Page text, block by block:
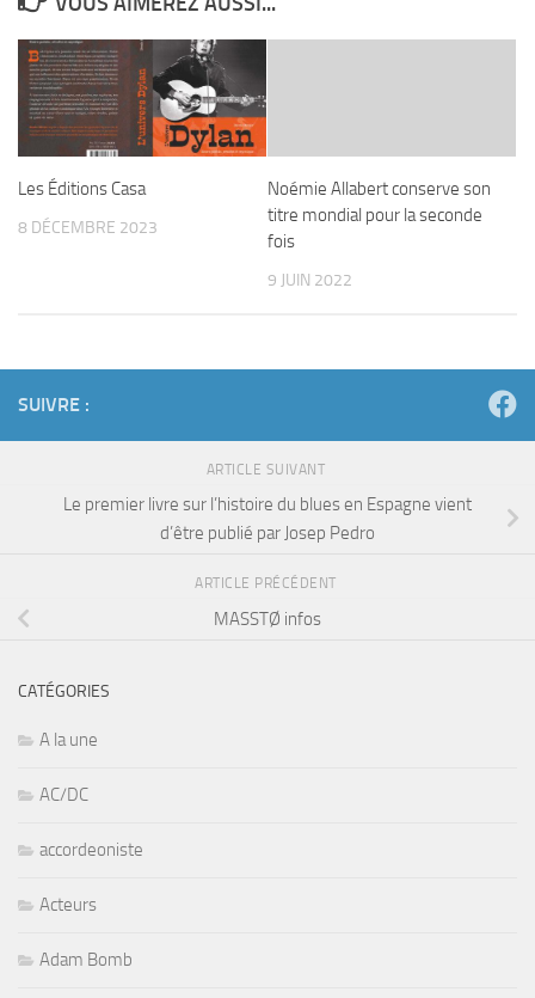
Les Éditions Casa
8 DÉCEMBRE 2023
Noémie Allabert conserve son
titre mondial pour la seconde
fois
9 JUIN 2022
SUIVRE :
ARTICLE SUIVANT
Le premier livre sur l’histoire du blues en Espagne vient
d’être publié par Josep Pedro
ARTICLE PRÉCÉDENT
MASSTØ infos
CATÉGORIES
A la une
AC/DC
accordeoniste
Acteurs
Adam Bomb